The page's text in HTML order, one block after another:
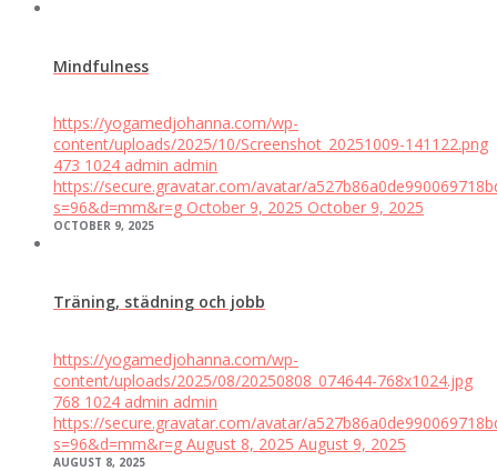
Mindfulness
https://yogamedjohanna.com/wp-
content/uploads/2025/10/Screenshot_20251009-141122.png
473 1024 admin admin
https://secure.gravatar.com/avatar/
s=96&d=mm&r=g October 9, 2025 October 9, 2025
OCTOBER 9, 2025
Träning, städning och jobb
https://yogamedjohanna.com/wp-
content/uploads/2025/08/20250808_074644-768x1024.jpg
768 1024 admin admin
https://secure.gravatar.com/avatar/
s=96&d=mm&r=g August 8, 2025 August 9, 2025
AUGUST 8, 2025